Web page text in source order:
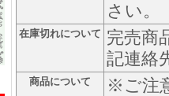
さい。
在庫切れについて 完売商
記連絡
商品について
※ご注